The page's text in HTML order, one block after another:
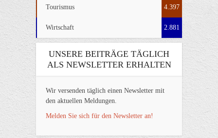
Tourismus 4.397
Wirtschaft 2.881
UNSERE BEITRÄGE TÄGLICH
ALS NEWSLETTER ERHALTEN
Wir versenden täglich einen Newsletter mit
den aktuellen Meldungen.
Melden Sie sich für den Newsletter an!